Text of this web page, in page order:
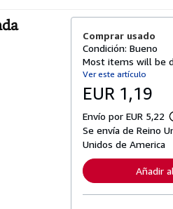
Comprar usado
Condición: Bueno
Most items will be
Ver este artículo
EUR 1,19
Envío por EUR 5,22
Se envía de Reino
Unidos de America
Añadir